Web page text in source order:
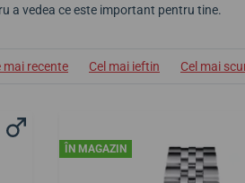
a vedea ce este important pentru tine.
mai recente Cel mai ieftin Cel mai
ÎN MAGAZIN